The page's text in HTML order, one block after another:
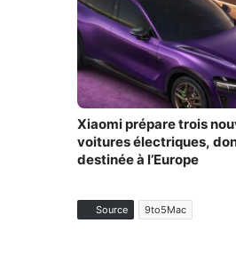
Xiaomi prépare trois
voitures électriques,
destinée à l’Europe
Source 9to5Mac